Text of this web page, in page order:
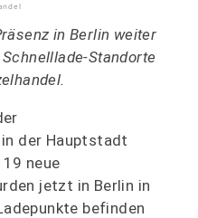
in Berlin weiter
Standorte
der Hauptstadt
neue
jetzt in Berlin in
befinden